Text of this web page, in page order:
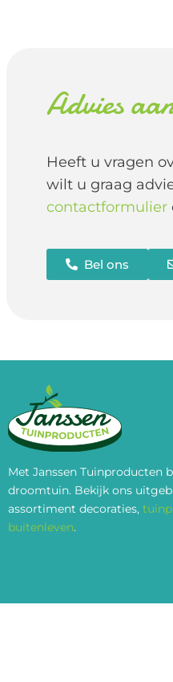
Advies
Heeft u vragen
wilt u graag
contactformulier
Bel ons
Met Janssen Tuinproducten
droomtuin. Bekijk ons
assortiment decoraties,
buitenleven.